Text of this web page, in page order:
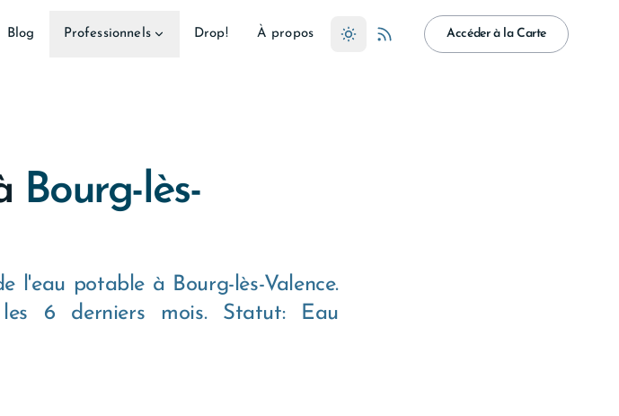
Blog Professionnels Drop! À propos Accéder à la Carte
Bourg-lès-
l'eau potable à Bourg-lès-Valence.
6 derniers mois. Statut: Eau